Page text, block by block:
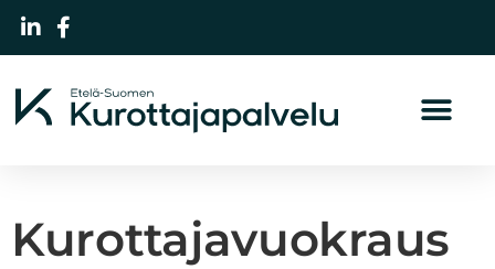
Kurottajavuokraus